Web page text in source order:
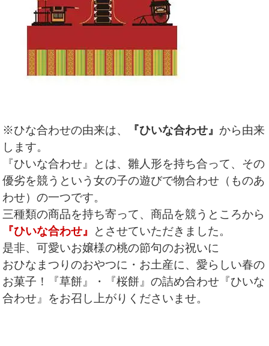
※ひな合わせの由来は、 『ひいな合わせ』 から由来
します。
『ひいな合わせ』とは、雛人形を持ち合って、その
優劣を競うという女の子の遊びで物合わせ（ものあ
わせ）の一つです。
三種類の商品を持ち寄って、商品を競うところから
『ひいな合わせ』
とさせていただきました。
是非、可愛いお嬢様の桃の節句のお祝いに
おひなまつりのおやつに・お土産に、愛らしい春の
お菓子！『草餅』・『桜餅』の詰め合わせ『ひいな
合わせ』をお召し上がりくださいませ。